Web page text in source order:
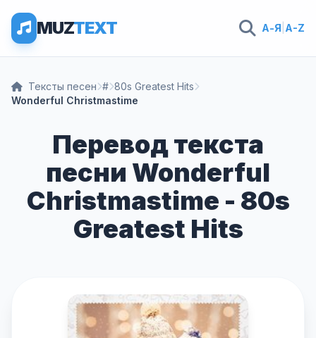
MUZTEXT А-Я A-Z
Тексты песен # 80s Greatest Hits
Wonderful Christmastime
Перевод текста
песни Wonderful
Christmastime - 80s
Greatest Hits